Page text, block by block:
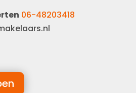
06-48203418